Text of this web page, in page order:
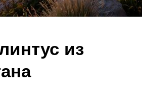
из